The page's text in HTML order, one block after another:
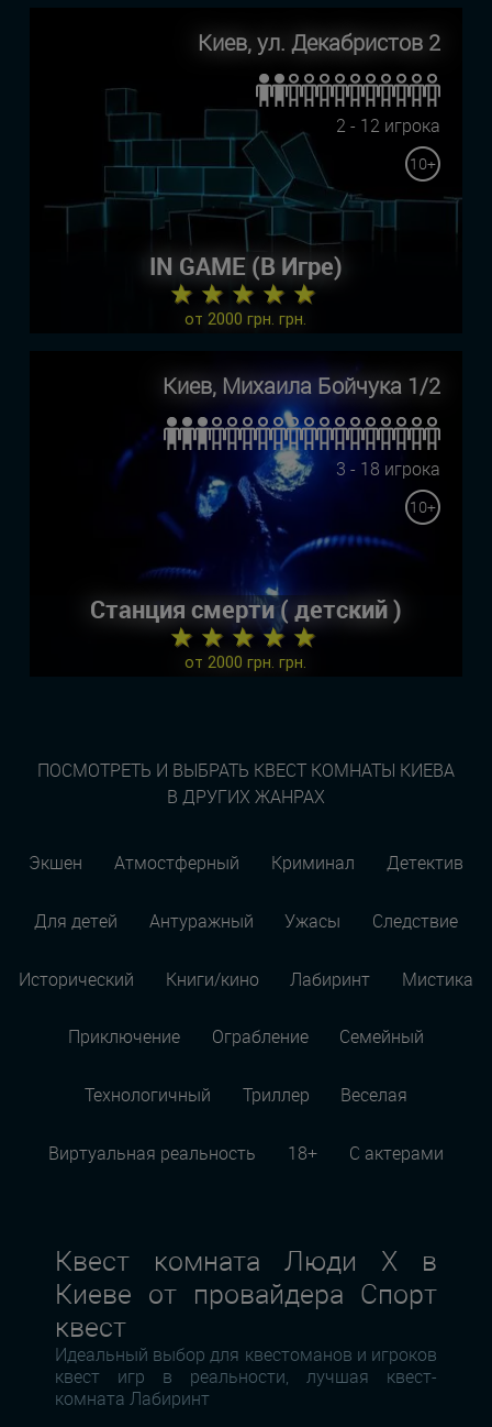
Киев, ул. Декабристов 2
2 - 12 игрока
10+
IN GAME (В Игре)
★ ★ ★ ★ ★
от 2000 грн. грн.
Киев, Михаила Бойчука 1/2
3 - 18 игрока
10+
Станция смерти ( детский )
★ ★ ★ ★ ★
от 2000 грн. грн.
ПОСМОТРЕТЬ И ВЫБРАТЬ КВЕСТ КОМНАТЫ КИЕВА
В ДРУГИХ ЖАНРАХ
Экшен Атмостферный Криминал Детектив
Для детей Антуражный Ужасы Следствие
Исторический Книги/кино Лабиринт Мистика
Приключение Ограбление Семейный
Технологичный Триллер Веселая
Виртуальная реальность 18+ С актерами
Квест комната Люди Х в
Киеве от провайдера Спорт
квест
Идеальный выбор для квестоманов и игроков
квест игр в реальности, лучшая квест-
комната Лабиринт